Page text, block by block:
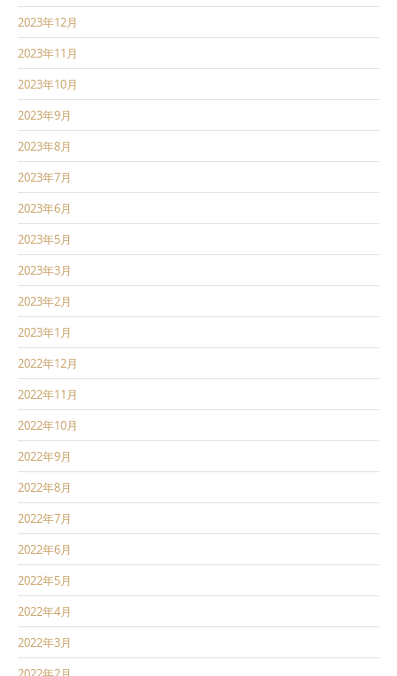
2023年12月
2023年11月
2023年10月
2023年9月
2023年8月
2023年7月
2023年6月
2023年5月
2023年3月
2023年2月
2023年1月
2022年12月
2022年11月
2022年10月
2022年9月
2022年8月
2022年7月
2022年6月
2022年5月
2022年4月
2022年3月